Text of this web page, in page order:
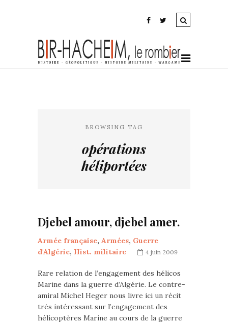
BROWSING TAG
opérations
héliportées
Djebel amour, djebel amer.
Armée française, Armées, Guerre
d'Algérie, Hist. militaire 4 juin 2009
Rare relation de l’engagement des hélicos
Marine dans la guerre d’Algérie. Le contre-
amiral Michel Heger nous livre ici un récit
très intéressant sur l’engagement des
hélicoptères Marine au cours de la guerre